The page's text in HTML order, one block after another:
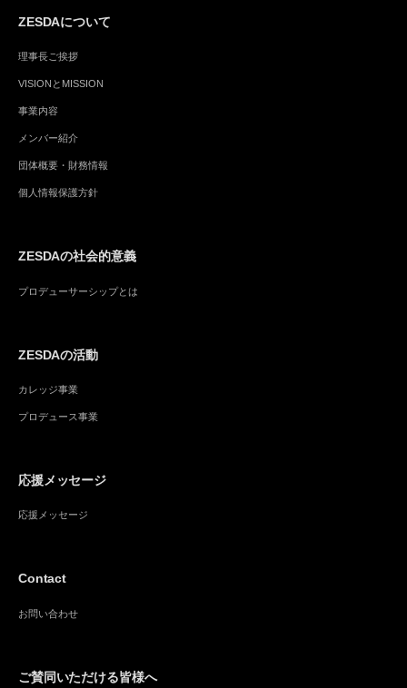
ZESDAについて
理事長ご挨拶
VISIONとMISSION
事業内容
メンバー紹介
団体概要・財務情報
個人情報保護方針
ZESDAの社会的意義
プロデューサーシップとは
ZESDAの活動
カレッジ事業
プロデュース事業
応援メッセージ
応援メッセージ
Contact
お問い合わせ
ご賛同いただける皆様へ